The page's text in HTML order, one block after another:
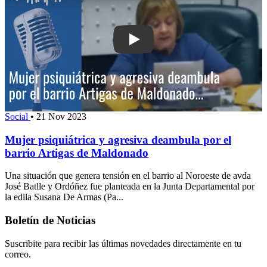
Play: Mujer psiquiátrica y agresiva
Social • 21 Nov 2023
Mujer psiquiátrica y agresiva deambula por el
barrio Artigas de Maldonado
Una situación que genera tensión en el barrio al Noroeste de avda
José Batlle y Ordóñez fue planteada en la Junta Departamental por
la edila Susana De Armas (Pa...
Boletín de Noticias
Suscribite para recibir las últimas novedades directamente en tu
correo.